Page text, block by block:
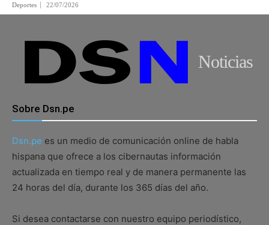
Deportes 22/07/2026
Noticias
Sobre Dsn.pe
Dsn.pe es un medio de comunicación online de habla
hispana que ofrece a los cibernautas información
actualizada en tiempo real y de manera permanente las
24 horas del día, durante los 365 días del año.
Si desea contactarse con nuestro equipo periodístico,